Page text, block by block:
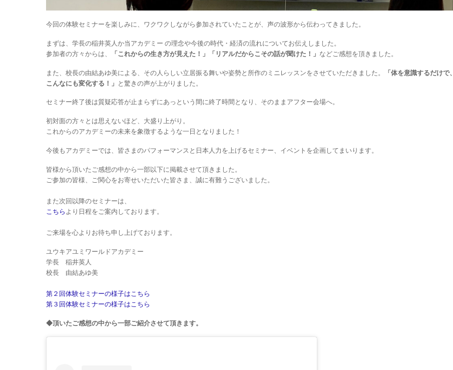
今回の体験セミナーを楽しみに、ワクワクしながら参加されていたことが、声の波形から伝わってきました。
まずは、学長の稲井英人か当アカデミー の理念や今後の時代・経済の流れについてお伝えしました。
参加者の方々からは、
「これからの生き方が見えた！」「リアルだからこその話が聞けた！」 などご感想を頂きました。
また、校長の由結あゆ美による、その人らしい立居振る舞いや姿勢と所作のミニレッスンをさせていただきました。
「体を意識するだけで、
こんなにも変化する！」 と驚きの声が上がりました。
セミナー終了後は質疑応答が止まらずにあっという間に終了時間となり、そのままアフター会場へ。
初対面の方々とは思えないほど、大盛り上がり。
これからのアカデミーの未来を象徴するような一日となりました！
今後もアカデミーでは、皆さまのパフォーマンスと日本人力を上げるセミナー、イベントを企画してまいります。
皆様から頂いたご感想の中から一部以下に掲載させて頂きました。
ご参加の皆様、ご関心をお寄せいただいた皆さま、誠に有難うございました。
また次回以降のセミナーは、
こちら より日程をご案内しております。
ご来場を心よりお待ち申し上げております。
ユウキアユミワールドアカデミー
学長 稲井英人
校長 由結あゆ美
第２回体験セミナーの様子はこちら
第３回体験セミナーの様子はこちら
◆頂いたご感想の中から一部ご紹介させて頂きます。